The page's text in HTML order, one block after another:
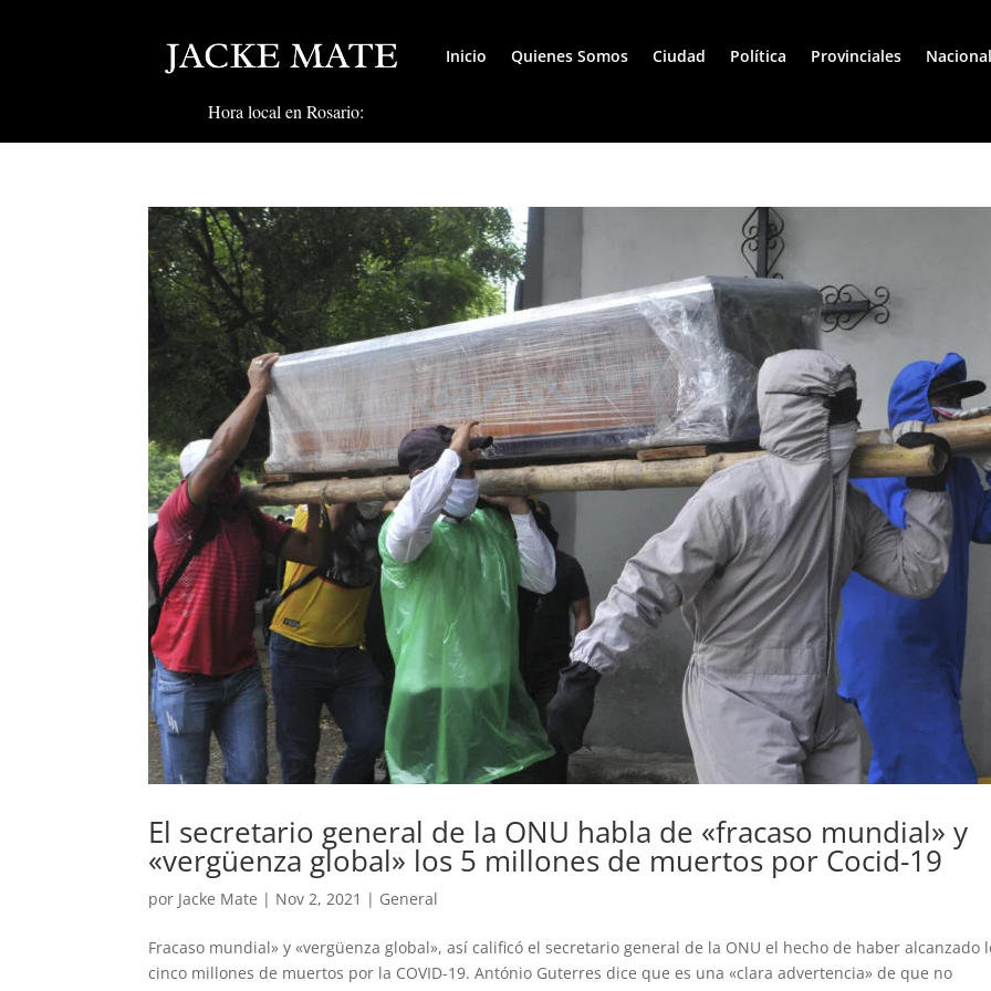
Inicio Quienes Somos Ciudad Política Provinciales
Hora local en Rosario:
El secretario general de la ONU habla de «fracaso mundial» y
«vergüenza global» los 5 millones de muertos por Cocid-19
por Jacke Mate | Nov 2, 2021 | General
Fracaso mundial» y «vergüenza global», así calificó el secretario general de la ONU el hecho de haber alcanzado
cinco millones de muertos por la COVID-19. António Guterres dice que es una «clara advertencia» de que no